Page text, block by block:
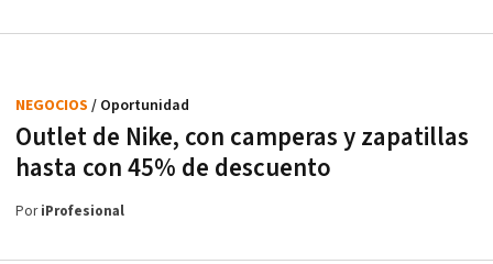
Outlet de Nike, con camperas y zapatillas
hasta con 45% de descuento
NEGOCIOS / Oportunidad
PoriProfesional